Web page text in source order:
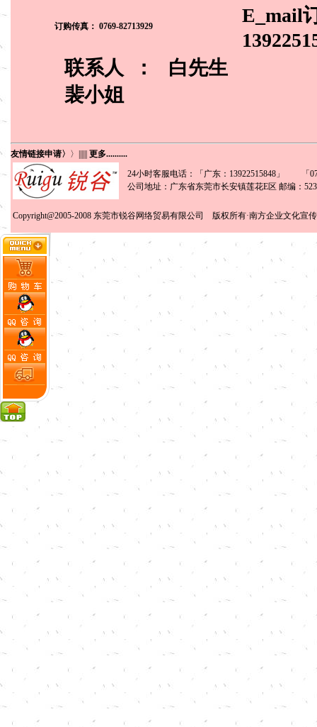
订购传真： 0769-82713929
E_mail
联系人 ：
白先生
裴小姐
友情链接申请〉 〉
更多..........
24小时客服电话：「广东：13922515848」 「
公司地址：广东省东莞市长安镇莲花E区 邮编：
Copyright@2005-2008 东莞市锐谷网络贸易有限公司 版权所有·南方企业文化宣